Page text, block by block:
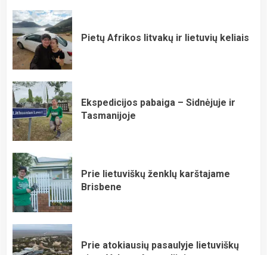
Pietų Afrikos litvakų ir lietuvių keliais
Ekspedicijos pabaiga – Sidnėjuje ir
Tasmanijoje
Prie lietuviškų ženklų karštajame
Brisbene
Prie atokiausių pasaulyje lietuviškų